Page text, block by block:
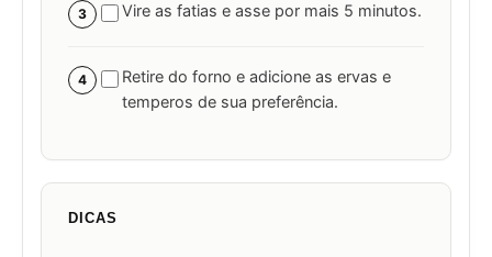
3 Vire as fatias e asse por mais 5 minutos.
4
Retire do forno e adicione as ervas e
temperos de sua preferência.
DICAS